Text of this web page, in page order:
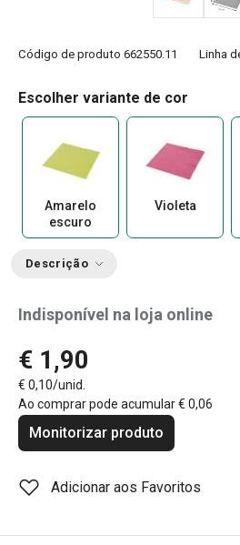
Código de produto 662550.11 Linha
Escolher variante de cor
Amarelo
escuro
Violeta
Descrição
Indisponível na loja online
€ 1,90
€ 0,10/unid.
Ao comprar pode acumular€ 0,06
Monitorizar produto
Adicionar aos Favoritos